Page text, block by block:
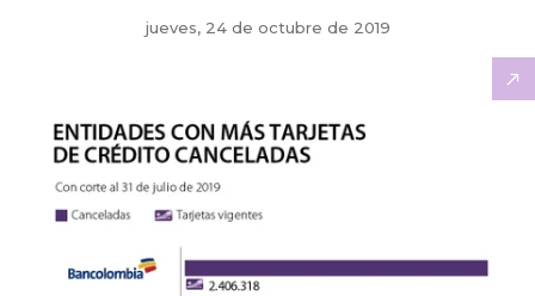
jueves, 24 de octubre de 2019